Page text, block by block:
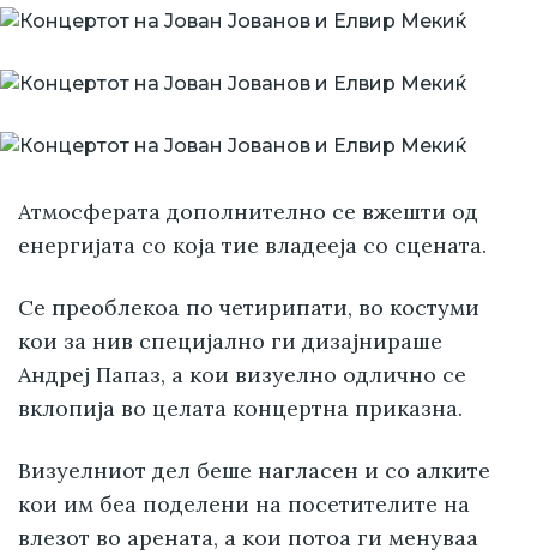
Атмосферата дополнително се вжешти од
енергијата со која тие владееја со сцената.
Се преоблекоа по четирипати, во костуми
кои за нив специјално ги дизајнираше
Андреј Папаз, а кои визуелно одлично се
вклопија во целата концертна приказна.
Визуелниот дел беше нагласен и со алките
кои им беа поделени на посетителите на
влезот во арената, а кои потоа ги менуваа